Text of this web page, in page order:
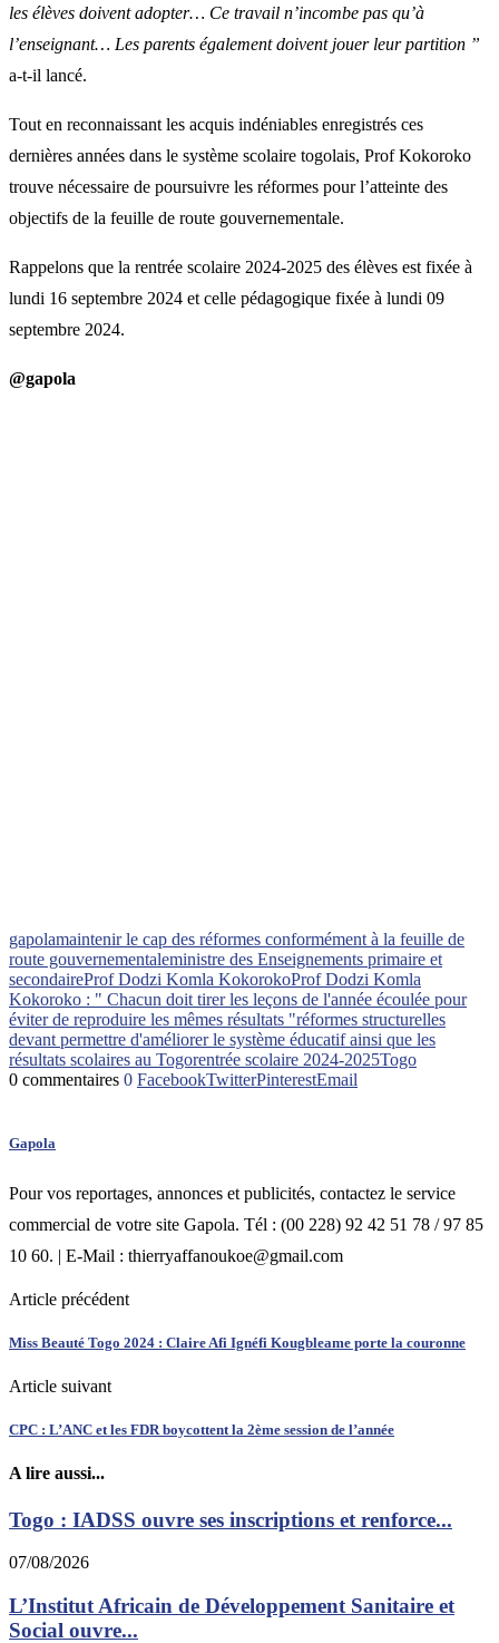
les élèves doivent adopter… Ce travail n’incombe pas qu’à
l’enseignant… Les parents également doivent jouer leur partition ”
a-t-il lancé.
Tout en reconnaissant les acquis indéniables enregistrés ces
dernières années dans le système scolaire togolais, Prof Kokoroko
trouve nécessaire de poursuivre les réformes pour l’atteinte des
objectifs de la feuille de route gouvernementale.
Rappelons que la rentrée scolaire 2024-2025 des élèves est fixée à
lundi 16 septembre 2024 et celle pédagogique fixée à lundi 09
septembre 2024.
@gapola
gapolamaintenir le cap des réformes conformément à la feuille de
route gouvernementaleministre des Enseignements primaire et
secondaireProf Dodzi Komla KokorokoProf Dodzi Komla
Kokoroko : " Chacun doit tirer les leçons de l'année écoulée pour
éviter de reproduire les mêmes résultats "réformes structurelles
devant permettre d'améliorer le système éducatif ainsi que les
résultats scolaires au Togorentrée scolaire 2024-2025Togo
0 commentaires 0 FacebookTwitterPinterestEmail
Gapola
Pour vos reportages, annonces et publicités, contactez le service
commercial de votre site Gapola. Tél : (00 228) 92 42 51 78 / 97 85
10 60. | E-Mail : thierryaffanoukoe@gmail.com
Article précédent
Miss Beauté Togo 2024 : Claire Afi Ignéfi Kougbleame porte la couronne
Article suivant
CPC : L’ANC et les FDR boycottent la 2ème session de l’année
A lire aussi...
Togo : IADSS ouvre ses inscriptions et renforce...
07/08/2026
L’Institut Africain de Développement Sanitaire et
Social ouvre...